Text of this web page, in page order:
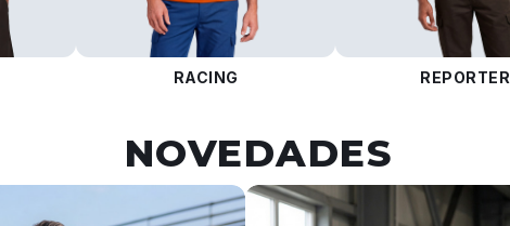
RACING REPORTER
NOVEDADES